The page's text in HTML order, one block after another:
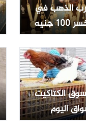
الذهب في
الكتاكيت
اليوم